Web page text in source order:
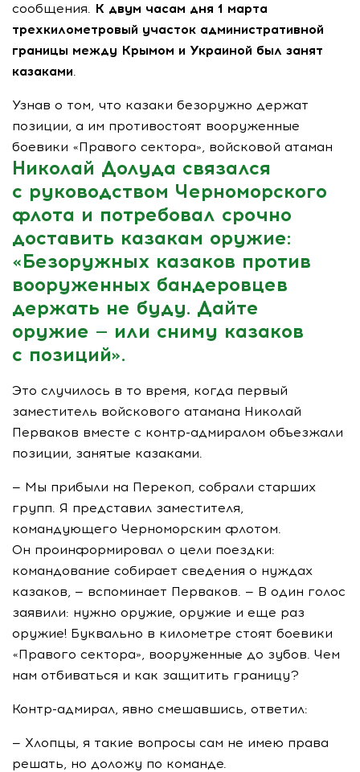
сообщения. К двум часам дня 1 марта
трехкилометровый участок административной
границы между Крымом и Украиной был занят
казаками.
Узнав о том, что казаки безоружно держат
позиции, а им противостоят вооруженные
боевики «Правого сектора», войсковой атаман
Николай Долуда связался
с руководством Черноморского
флота и потребовал срочно
доставить казакам оружие:
«Безоружных казаков против
вооруженных бандеровцев
держать не буду. Дайте
оружие — или сниму казаков
с позиций».
Это случилось в то время, когда первый
заместитель войскового атамана Николай
Перваков вместе с контр-адмиралом объезжали
позиции, занятые казаками.
— Мы прибыли на Перекоп, собрали старших
групп. Я представил заместителя,
командующего Черноморским флотом.
Он проинформировал о цели поездки:
командование собирает сведения о нуждах
казаков, — вспоминает Перваков. — В один голос
заявили: нужно оружие, оружие и еще раз
оружие! Буквально в километре стоят боевики
«Правого сектора», вооруженные до зубов. Чем
нам отбиваться и как защитить границу?
Контр-адмирал, явно смешавшись, ответил:
— Хлопцы, я такие вопросы сам не имею права
решать, но доложу по команде.